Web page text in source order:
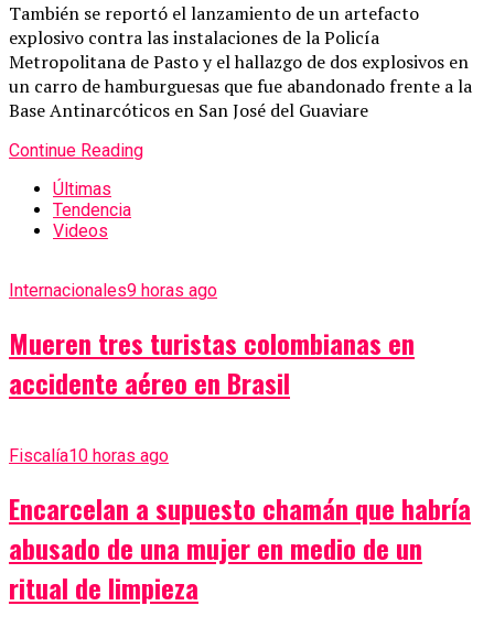
También se reportó el lanzamiento de un artefacto
explosivo contra las instalaciones de la Policía
Metropolitana de Pasto y el hallazgo de dos explosivos en
un carro de hamburguesas que fue abandonado frente a la
Base Antinarcóticos en San José del Guaviare
Continue Reading
Últimas
Tendencia
Videos
Internacionales9 horas ago
Mueren tres turistas colombianas en
accidente aéreo en Brasil
Fiscalía10 horas ago
Encarcelan a supuesto chamán que habría
abusado de una mujer en medio de un
ritual de limpieza